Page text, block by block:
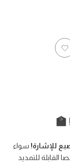
أضف
الرغبات
🏫
للإشارة! سواء
للتمديد